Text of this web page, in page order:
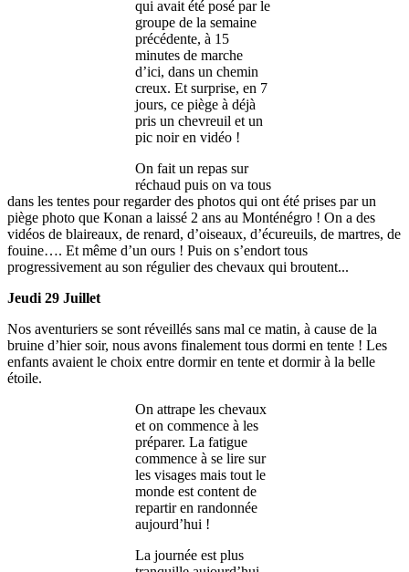
qui avait été posé par le
groupe de la semaine
précédente, à 15
minutes de marche
d’ici, dans un chemin
creux. Et surprise, en 7
jours, ce piège à déjà
pris un chevreuil et un
pic noir en vidéo !
On fait un repas sur
réchaud puis on va tous
dans les tentes pour regarder des photos qui ont été prises par un
piège photo que Konan a laissé 2 ans au Monténégro ! On a des
vidéos de blaireaux, de renard, d’oiseaux, d’écureuils, de martres, de
fouine…. Et même d’un ours ! Puis on s’endort tous
progressivement au son régulier des chevaux qui broutent...
Jeudi 29 Juillet
Nos aventuriers se sont réveillés sans mal ce matin, à cause de la
bruine d’hier soir, nous avons finalement tous dormi en tente ! Les
enfants avaient le choix entre dormir en tente et dormir à la belle
étoile.
On attrape les chevaux
et on commence à les
préparer. La fatigue
commence à se lire sur
les visages mais tout le
monde est content de
repartir en randonnée
aujourd’hui !
La journée est plus